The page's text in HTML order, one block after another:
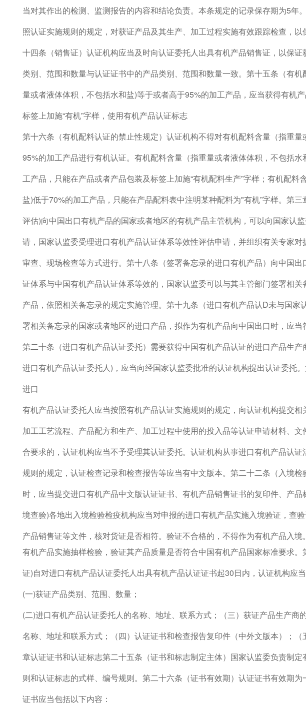
当对其作出的检测、监测报告的内容和结论负责。本条规定的记录保存期为5年
照认证实施规则的规定，对获证产品及其生产、加工过程实施有效跟踪检查，
十四条（销售证）认证机构应当及时向认证委托人出具有机产品销售证，以保
类别、范围和数量与认证证书中的产品类别、范围和数量一致。第十五条（有
量或者液体体积，不包括水和盐)等于或者高于95%的加工产品，应当获得有机
标签上加施“有机”字样，使用有机产品认证标志
第十六条（有机配料认证的禁止性规定）认证机构不得对有机配料含量（指重
95%的加工产品进行有机认证。有机配料含量（指重量或者液体体积，不包括
工产品，只能在产品或者产品包装及标签上加施“有机配料生产”字样；有机配料
盐)低于70%的加工产品，只能在产品配料表中注明某种配料为"有机”字样。第
评估)向中国出口有机产品的国家或者地区的有机产品主管机构，可以向国家认
请，国家认监委受理进口有机产品认证体系等效性评估申请，并组织有关专家
审查、现场检查等方式进行。第十八条（签署备忘录的进口有机产品）向中国
证体系与中国有机产品认证体系等效的，国家认监委可以与其主管部门签署相
产品，依照相关备忘录的规定实施管理。第十九条（进口有机产品认D未与国家
署相关备忘录的国家或者地区的进口产品，拟作为有机产品向中国出口时，应当
第二十条（进口有机产品认证委托）需要获得中国有机产品认证的进口产品生
进口有机产品认证委托人)，应当向经国家认监委批准的认证机构提出认证委托
进口
有机产品认证委托人应当按照有机产品认证实施规则的规定，向认证机构提交相
加工工艺流程、产品配方和生产、加工过程中使用的投入品等认证申请材料、
合要求的，认证机构应当不予受理其认证委托。认证机构从事进口有机产品认
规则的规定，认证检查记录和检查报告等应当有中文版本。第二十二条（入境
时，应当提交进口有机产品中文版认证证书、有机产品销售证书的复印件、产
境查验)各地出入境检验检疫机构应当对申报的进口有机产品实施入境验证，查
产品销售证等文件，核对货证是否相符。验证不合格的，不得作为有机产品入
有机产品实施抽样检验，验证其产品质量是否符合中国有机产品国家标准要求
证)自对进口有机产品认证委托人出具有机产品认证证书起30日内，认证机构应
(一)获证产品类别、范围、数量；
(二)进口有机产品认证委托人的名称、地址、联系方式；（三）获证产品生产商
名称、地址和联系方式；（四）认证证书和检查报告复印件（中外文版本）；
章认证证书和认证标志第二十五条（证书和标志制定主体）国家认监委负责制
则和认证标志的式样、编号规则。第二十六条（证书有效期）认证证书有效期
证书应当包括以下内容：